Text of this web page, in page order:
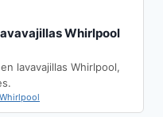
Whirlpool
lavavajillas Whirlpool,
Whirlpool